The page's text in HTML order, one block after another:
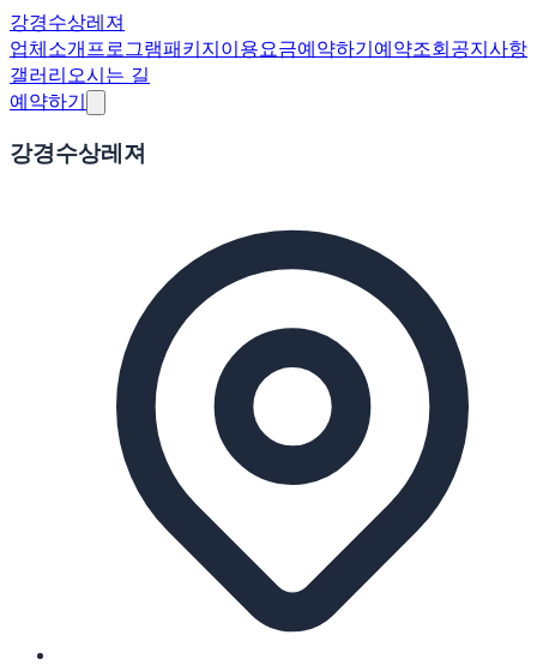
강경수상레져
업체소개프로그램패키지이용요금예약하기예약조회공지사항
갤러리오시는 길
예약하기
강경수상레져